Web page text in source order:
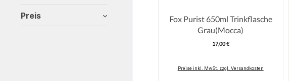
Preis
Fox Purist 650ml Trinkflasche
Grau(Mocca)
Regulärer Preis:
17,00 €
Preise inkl. MwSt. zzgl. Versandkosten